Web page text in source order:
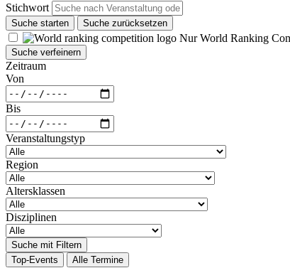
Stichwort
Suche starten Suche zurücksetzen
Nur World Ranking
Suche verfeinern
Zeitraum
Von
Bis
Veranstaltungstyp
Region
Altersklassen
Disziplinen
Suche mit Filtern
Top-Events
Alle Termine